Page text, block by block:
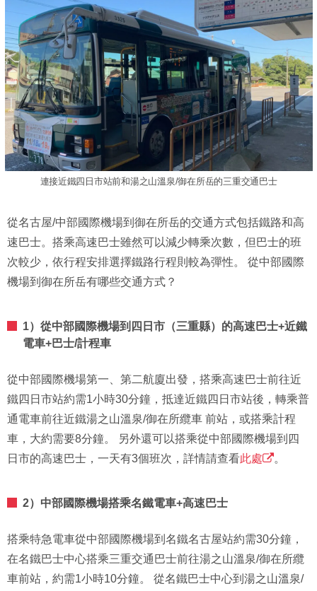
連接近鐵四日市站前和湯之山溫泉/御在所岳的三重交通巴士
從名古屋/中部國際機場到御在所岳的交通方式包括鐵路和高
速巴士。搭乘高速巴士雖然可以減少轉乘次數，但巴士的班
次較少，依行程安排選擇鐵路行程則較為彈性。 從中部國際
機場到御在所岳有哪些交通方式？
1）從中部國際機場到四日市（三重縣）的高速巴士+近鐵
電車+巴士/計程車
從中部國際機場第一、第二航廈出發，搭乘高速巴士前往近
鐵四日市站約需1小時30分鐘，抵達近鐵四日市站後，轉乘普
通電車前往近鐵湯之山溫泉/御在所纜車 前站，或搭乘計程
車，大約需要8分鐘。 另外還可以搭乘從中部國際機場到四
日市的高速巴士，一天有3個班次，詳情請查看此處 。
2）中部國際機場搭乘名鐵電車+高速巴士
搭乘特急電車從中部國際機場到名鐵名古屋站約需30分鐘，
在名鐵巴士中心搭乘三重交通巴士前往湯之山溫泉/御在所纜
車前站，約需1小時10分鐘。 從名鐵巴士中心到湯之山溫泉/